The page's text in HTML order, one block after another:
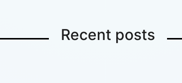
Recent posts